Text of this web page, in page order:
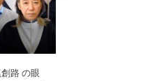
路 の眼